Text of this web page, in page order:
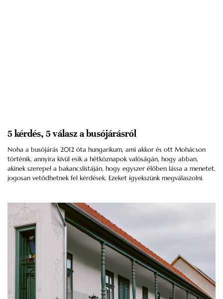
5 kérdés, 5 válasz a busójárásról
Noha a busójárás 2012 óta hungarikum, ami akkor és ott Mohácson
történik, annyira kívül esik a hétköznapok valóságán, hogy abban,
akinek szerepel a bakancslistáján, hogy egyszer élőben lássa a menetet,
jogosan vetődhetnek fel kérdések. Ezeket igyekszünk megválaszolni.